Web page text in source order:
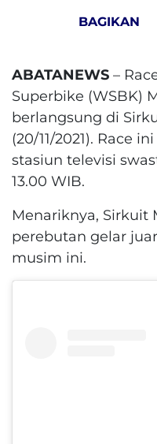
BAGIKAN
ABATANEWS –
Superbike (WSBK)
berlangsung di
(20/11/2021). Race
stasiun televisi
13.00 WIB.
Menariknya, Sirkuit
perebutan gelar
musim ini.